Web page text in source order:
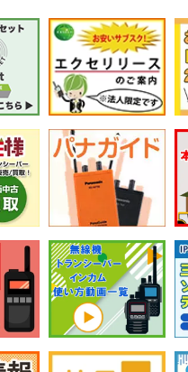
セット